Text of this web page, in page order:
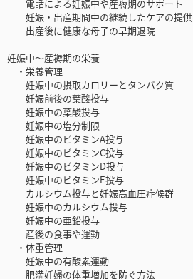
電話による妊娠中や産褥期のサポート
妊娠・出産期間中の継続したケアの提供
出産後に健康な母子の早期退院
妊娠中～産褥期の栄養
・栄養管理
妊娠中の摂取カロリーとタンパク質
妊娠前後の葉酸投与
妊娠中の葉酸投与
妊娠中の塩分制限
妊娠中のビタミンA投与
妊娠中のビタミンC投与
妊娠中のビタミンD投与
妊娠中のビタミンE投与
カルシウム投与と妊娠高血圧症候群
妊娠中のカルシウム投与
妊娠中の亜鉛投与
産後の食事や運動
・体重管理
妊娠中の有酸素運動
肥満妊婦の体重増加を防ぐ方法